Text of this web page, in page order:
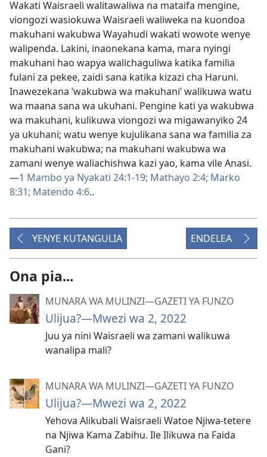
Wakati Waisraeli walitawaliwa na mataifa mengine,
viongozi wasiokuwa Waisraeli waliweka na kuondoa
makuhani wakubwa Wayahudi wakati wowote wenye
walipenda. Lakini, inaonekana kama, mara nyingi
makuhani hao wapya walichaguliwa katika familia
fulani za pekee, zaidi sana katika kizazi cha Haruni.
Inawezekana ‘wakubwa wa makuhani’ walikuwa watu
wa maana sana wa ukuhani. Pengine kati ya wakubwa
wa makuhani, kulikuwa viongozi wa migawanyiko 24
ya ukuhani; watu wenye kujulikana sana wa familia za
makuhani wakubwa; na makuhani wakubwa wa
zamani wenye waliachishwa kazi yao, kama vile Anasi.
—1 Mambo ya Nyakati 24:1-19; Mathayo 2:4; Marko
8:31; Matendo 4:6..
YENYE KUTANGULIA ENDELEA
Ona pia...
MUNARA WA MULINZI—GAZETI YA FUNZO
Ulijua?​—Mwezi wa 2, 2022
Juu ya nini Waisraeli wa zamani walikuwa
wanalipa mali?
MUNARA WA MULINZI—GAZETI YA FUNZO
Ulijua?​—Mwezi wa 2, 2022
Yehova Alikubali Waisraeli Watoe Njiwa-tetere
na Njiwa Kama Zabihu. Ile Ilikuwa na Faida
Gani?